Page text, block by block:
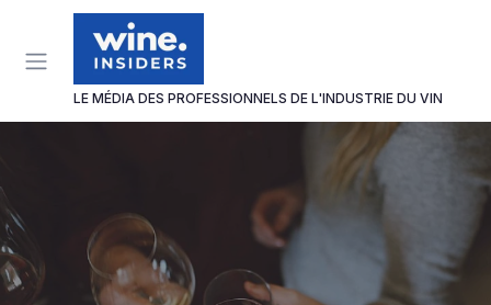
LE MÉDIA DES PROFESSIONNELS DE L'INDUSTRIE DU VIN
Panneau de gestion des cookies